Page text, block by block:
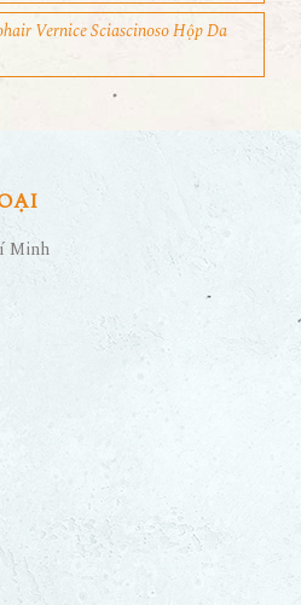
Vernice Sciascinoso Hộp Da
Minh